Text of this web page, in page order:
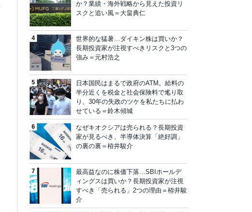
か？業績・海外戦略から見えた投資リ
スクと追い風＝大畠典仁
世界的な猛暑…ダイキン株は買いか？
長期投資家が注視すべきリスクと3つの
強み＝元村浩之
日本国民はまるで政府のATM。給料の
半分近くを税金と社会保険料で毟り取
り、30年の失政のツケを私たちに払わ
せている＝鈴木傾城
なぜキオクシアは売られる？長期投資
家が見るべき、半導体決算「絶好調」
の裏の裏＝栫井駿介
最高益なのに株価下落…SBIホールデ
ィングスは買いか？長期投資家が注視
すべき「売られる」2つの理由＝栫井駿
介